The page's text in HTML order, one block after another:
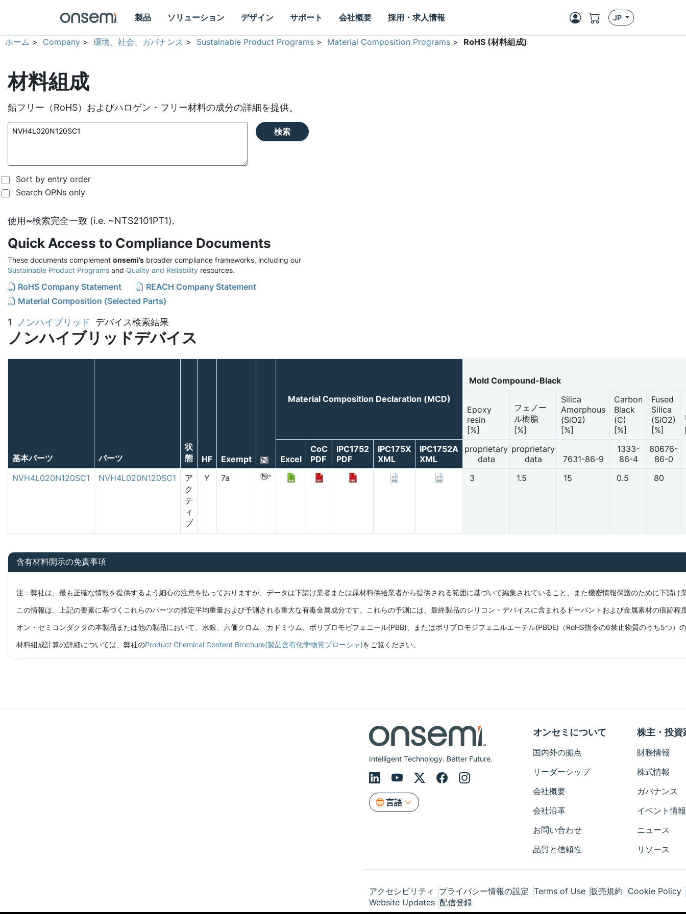
製品 ソリューション デザイン サポート 会社概要 採用・求人情報 JP
ホーム > Company >環境、社会、ガバナンス > Sustainable Product Programs > Material Composition Programs > RoHS (材料組成)
材料組成
鉛フリー（RoHS）およびハロゲン・フリー材料の成分の詳細を提供。
検索
Sort by entry order
Search OPNs only
使用~検索完全一致 (i.e. ~NTS2101PT1).
Quick Access to Compliance Documents
These documents complement onsemi’s broader compliance frameworks, including our
Sustainable Product Programs and Quality and Reliability resources.
RoHS Company Statement
REACH Company Statement
Material Composition (Selected Parts)
1 ノンハイブリッド デバイス検索結果
ノンハイブリッドデバイス
基本パーツ パーツ
状
態
HF Exempt
Material Composition Declaration (MCD)
Mold Compound-Black
Epoxy
resin
[%]
フェノー
ル樹脂
[%]
Silica
Amorphous
(SiO2)
[%]
Carbon
Black
(C)
[%]
Fused
Silica
(SiO2)
[%]
Excel
CoC
PDF
IPC1752
PDF
IPC175X
XML
IPC1752A
XML
proprietary
data
proprietary
data
7631-86-9
1333-
86-4
60676-
86-0
NVH4L020N120SC1
NVH4L020N120SC1
ア
ク
テ
ィ
ブ
Y 7a 3 1.5 15 0.5 80
含有材料開示の免責事項
注：弊社は、最も正確な情報を提供するよう細心の注意を払っておりますが、データは下請け業者または原材料供給業者から提供される範囲に基づいて編集されていること、また機密情報保護のために下
この情報は、上記の要素に基づくこれらのパーツの推定平均重量および予測される重大な有毒金属成分です。これらの予測には、最終製品のシリコン・デバイスに含まれるドーパントおよび金属素材の痕跡程
オン・セミコンダクタの本製品または他の製品において、水銀、六価クロム、カドミウム、ポリブロモビフェニール(PBB)、またはポリブロモジフェニルエーテル(PBDE)（RoHS指令の6禁止物質のうち5つ
材料組成計算の詳細については、弊社のProduct Chemical Content Brochure(製品含有化学物質ブローシャ)をご覧ください。
Intelligent Technology. Better Future.
言語
オンセミについて
国内外の拠点
リーダーシップ
会社概要
会社沿革
お問い合わせ
品質と信頼性
株主・投資
財務情報
株式情報
ガバナンス
イベント情報
ニュース
リソース
アクセシビリティ プライバシー情報の設定 Terms of Use 販売規約 Cookie Policy
Website Updates 配信登録